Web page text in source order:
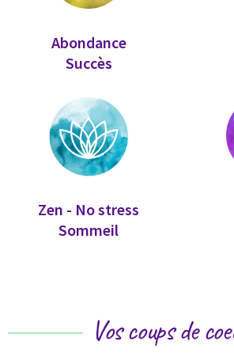
Abondance
Succès
Zen - No stress
Sommeil
Vos coups de